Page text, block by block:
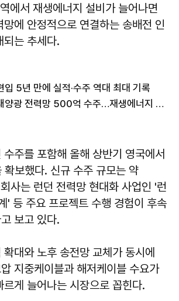
에서 재생에너지 설비가 늘어나면
망에 안정적으로 연결하는 송배전 인
되는 추세다.
입 5년 만에 실적·수주 역대 최대 기록
대한전선, 해남 태양광 전력망 500억 수주…재생에너지 계통 사업 확대
주를 포함해 올해 상반기 영국에서
보했다. 신규 수주 규모는 약
사는 런던 전력망 현대화 사업인 '런
' 등 주요 프로젝트 수행 경험이 후속
보고 있다.
대와 노후 송전망 교체가 동시에
지중케이블과 해저케이블 수요가
르게 늘어나는 시장으로 꼽힌다.